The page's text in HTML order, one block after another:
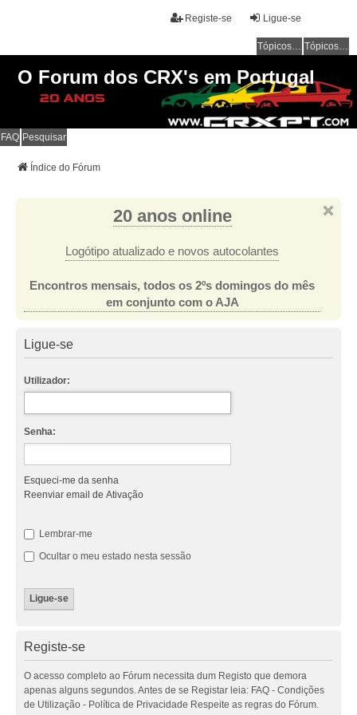
Ligue-se
Registe-se
Tópicos sem resposta Tópicos ativos
O Forum dos CRX's em Portugal
FAQ Pesquisar
Índice do Fórum
20 anos online
Logótipo atualizado e novos autocolantes
Encontros mensais, todos os 2ºs domingos do mês
em conjunto com o AJA
Ligue-se
Utilizador:
Senha:
Esqueci-me da senha
Reenviar email de Ativação
Lembrar-me
Ocultar o meu estado nesta sessão
Registe-se
O acesso completo ao Fórum necessita dum Registo que demora
apenas alguns segundos. Antes de se Registar leia: FAQ - Condições
de Utilização - Política de Privacidade Respeite as regras do Fórum.